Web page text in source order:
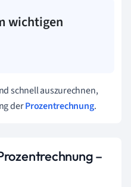
wichtigen
schnell auszurechnen,
derProzentrechnung.
–